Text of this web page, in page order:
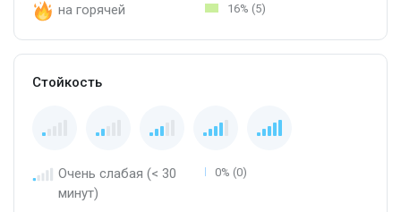
на горячей 16% (5)
Стойкость
Очень слабая (< 30
минут)
0% (0)